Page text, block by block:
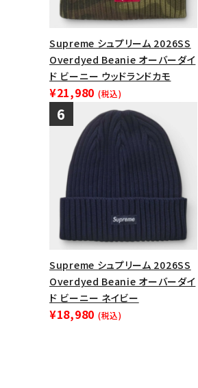
Supreme シュプリーム 2026SS
Overdyed Beanie オーバーダイ
ド ビーニー ウッドランドカモ
¥21,980 (税込)
Supreme シュプリーム 2026SS
Overdyed Beanie オーバーダイ
ド ビーニー ネイビー
¥18,980 (税込)